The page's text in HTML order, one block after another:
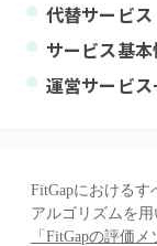
代替サービス
サービス基
運営サービ
FitGapにおける
アルゴリズムを
「FitGapの評価メ